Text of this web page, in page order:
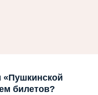
«Пушкинской
билетов?